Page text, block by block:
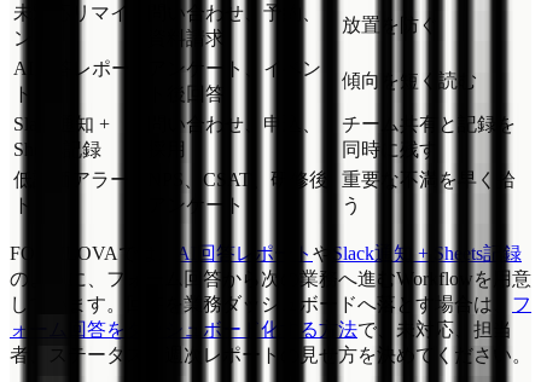
未対応リマイ
ンド
問い合わせ、予約、
資料請求
放置を防ぐ
AI回答レポー
ト
アンケート、イベン
ト後回答
傾向を短く読む
Slack通知 +
Sheets記録
問い合わせ、申込、
採用
チーム共有と記録を
同時に残す
低評価アラー
ト
NPS、CSAT、研修後
アンケート
重要な不満を早く拾
う
FORMLOVAでは、 AI回答レポート や
Slack通知 + Sheets記録
のように、フォーム回答から次の業務へ進むWorkflowを用意
しています。回答を業務ダッシュボードへ落とす場合は、 フ
ォーム回答をダッシュボード化する方法で、未対応、担当
者、ステータス、週次レポートの見せ方を決めてください。